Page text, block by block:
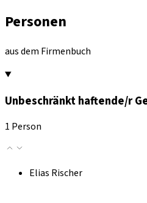
Personen
aus dem Firmenbuch
Unbeschränkt haftende/r
1 Person
Elias Rischer